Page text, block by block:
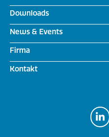
Downloads
News & Events
Firma
Kontakt